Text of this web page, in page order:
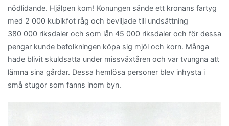
nödlidande. Hjälpen kom! Konungen sände ett kronans fartyg
med 2 000 kubikfot råg och beviljade till undsättning
380 000 riksdaler och som lån 45 000 riksdaler och för dessa
pengar kunde befolkningen köpa sig mjöl och korn. Många
hade blivit skuldsatta under missväxtåren och var tvungna att
lämna sina gårdar. Dessa hemlösa personer blev inhysta i
små stugor som fanns inom byn.